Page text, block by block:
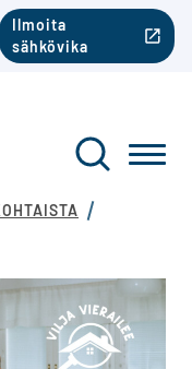
Ilmoita
sähkövika
Toinen
Haku